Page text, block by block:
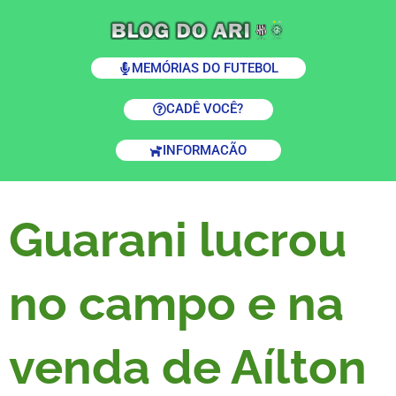
MEMÓRIAS DO FUTEBOL
CADÊ VOCÊ?
INFORMACÃO
Guarani lucrou
no campo e na
venda de Aílton